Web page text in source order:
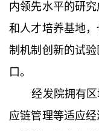
内领先水平的研
和人才培养基地
制机制创新的试
口。
经发院拥有
应链管理等适应